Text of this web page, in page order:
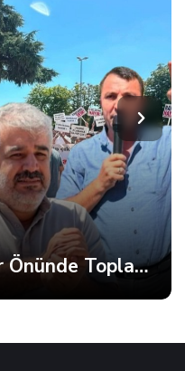
Servisçiler Büyükşehir Önünde Toplandı, Gerginlik Yaşandı